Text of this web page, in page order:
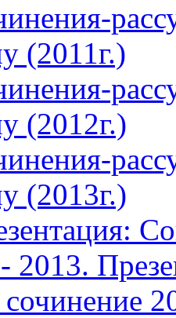
(2011г.)
(2012г.)
(2013г.)
2013.